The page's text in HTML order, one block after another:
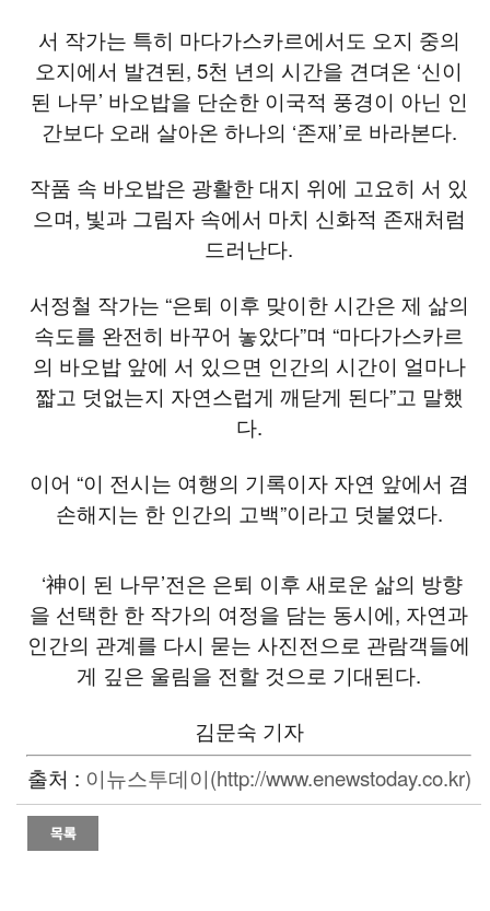
서 작가는 특히 마다가스카르에서도 오지 중의
오지에서 발견된, 5천 년의 시간을 견뎌온 ‘신이
된 나무’ 바오밥을 단순한 이국적 풍경이 아닌 인
간보다 오래 살아온 하나의 ‘존재’로 바라본다.
작품 속 바오밥은 광활한 대지 위에 고요히 서 있
으며, 빛과 그림자 속에서 마치 신화적 존재처럼
드러난다.
서정철 작가는 “은퇴 이후 맞이한 시간은 제 삶의
속도를 완전히 바꾸어 놓았다”며 “마다가스카르
의 바오밥 앞에 서 있으면 인간의 시간이 얼마나
짧고 덧없는지 자연스럽게 깨닫게 된다”고 말했
다.
이어 “이 전시는 여행의 기록이자 자연 앞에서 겸
손해지는 한 인간의 고백”이라고 덧붙였다.
‘神이 된 나무’전은 은퇴 이후 새로운 삶의 방향
을 선택한 한 작가의 여정을 담는 동시에, 자연과
인간의 관계를 다시 묻는 사진전으로 관람객들에
게 깊은 울림을 전할 것으로 기대된다.
김문숙 기자
출처 : 이뉴스투데이(http://www.enewstoday.co.kr)